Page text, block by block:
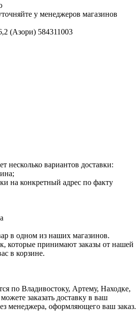
у менеджеров магазинов
(Азори) 584311003
несколько вариантов доставки:
на конкретный адрес по факту
в одном из наших магазинов.
которые принимают заказы от нашей
в корзине.
по Владивостоку, Артему, Находке,
заказать доставку в ваш
менеджера, оформляющего ваш заказ.